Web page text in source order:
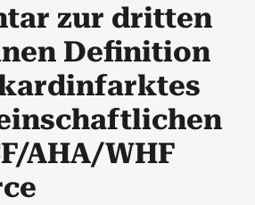
zur dritten
Definition
AHA/WHF